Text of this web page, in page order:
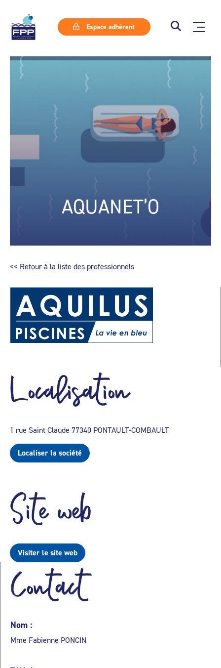
Espace adhérent
AQUANET’O
<< Retour à la liste des professionnels
Localisation
1 rue Saint Claude 77340 PONTAULT-COMBAULT
Localiser la société
Site web
Visiter le site web
Contact
Nom :
Mme Fabienne PONCIN